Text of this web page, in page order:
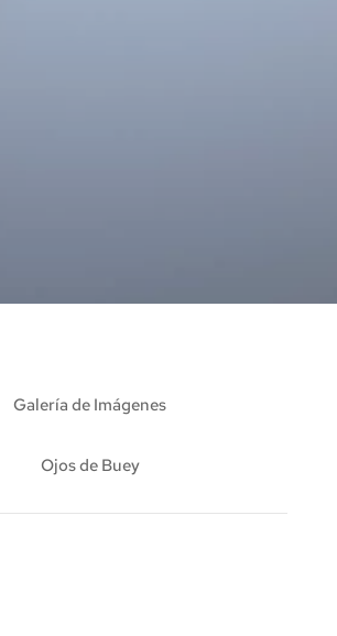
Galería de Imágenes
Ojos de Buey